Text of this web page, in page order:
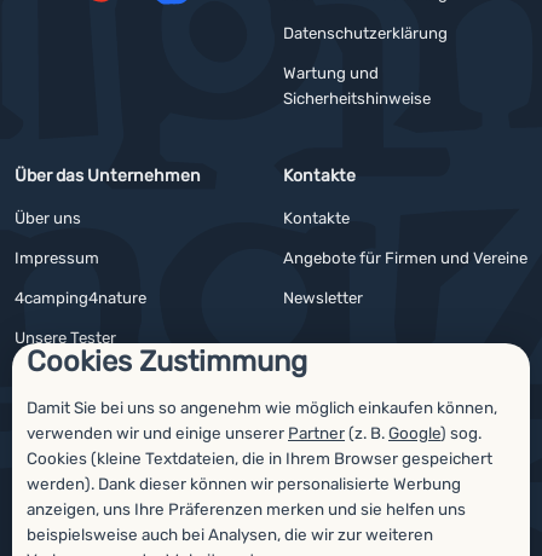
Cookies Zustimmung
Damit Sie bei uns so angenehm wie möglich einkaufen können,
verwenden wir und einige unserer Partner(z. B.Google) sog.
Cookies (kleine Textdateien, die in Ihrem Browser gespeichert
werden). Dank dieser können wir personalisierte Werbung
anzeigen, uns Ihre Präferenzen merken und sie helfen uns
beispielsweise auch bei Analysen, die wir zur weiteren
Datenschutzerklärung
Wartung und
Sicherheitshinweise
Über das Unternehmen
Über uns
Impressum
4camping4nature
Unsere Tester
Kontakte
Kontakte
Angebote für Firmen und Vereine
Newsletter
Auszeichnungen